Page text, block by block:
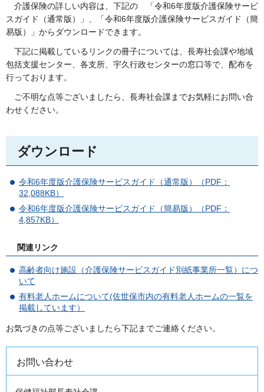
介護保険の詳しい内容は、下記の
「令和6年度版介護保険サービ
スガイド（通常版）」、「令和6年度版介護保険サービスガイド（簡
易版）」からダウンロードできます。
下記に掲載しているリンクの冊子については、長寿社会課や地域
包括支援センター、各支所、宇久行政センターの窓口等で、配布を
行っております。
ご不明な点等ございましたら、長寿社会課までお気軽にお問い合
わせください。
ダウンロード
令和6年度版介護保険サービスガイド（通常版）（PDF：
32,088KB）
令和6年度版介護保険サービスガイド（簡易版）（PDF：
4,857KB）
関連リンク
高齢者向け施設（介護保険サービスガイド別紙事業所一覧）につ
いて
有料老人ホームについて(佐世保市内の有料老人ホームの一覧を
掲載しています）
お気づきの点等ございましたら下記までご連絡ください。
お問い合わせ